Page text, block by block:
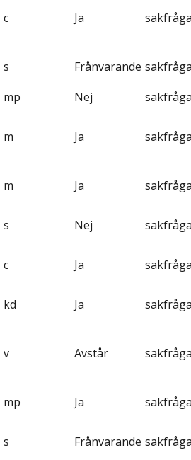
c Ja
s Frånvarande
mp Nej
m Ja
m Ja
s Nej
c Ja
kd Ja
v Avstår
mp Ja
s Frånvarande